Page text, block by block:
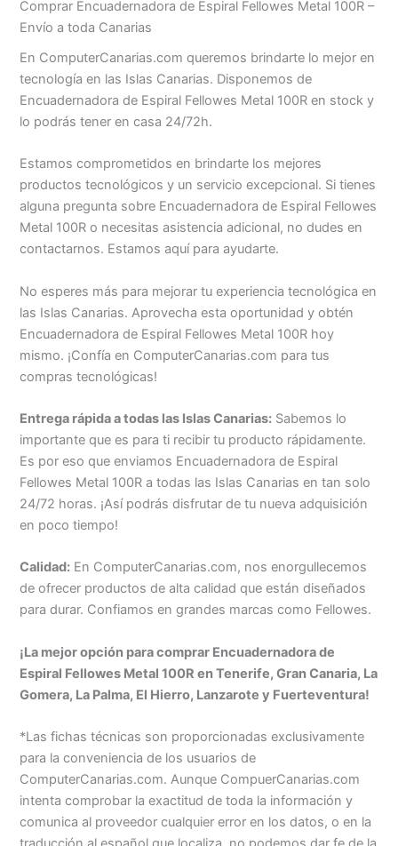
Comprar Encuadernadora de Espiral Fellowes Metal 100R –
Envío a toda Canarias
En ComputerCanarias.com queremos brindarte lo mejor en
tecnología en las Islas Canarias. Disponemos de
Encuadernadora de Espiral Fellowes Metal 100R en stock y
lo podrás tener en casa 24/72h.
Estamos comprometidos en brindarte los mejores
productos tecnológicos y un servicio excepcional. Si tienes
alguna pregunta sobre Encuadernadora de Espiral Fellowes
Metal 100R o necesitas asistencia adicional, no dudes en
contactarnos. Estamos aquí para ayudarte.
No esperes más para mejorar tu experiencia tecnológica en
las Islas Canarias. Aprovecha esta oportunidad y obtén
Encuadernadora de Espiral Fellowes Metal 100R hoy
mismo. ¡Confía en ComputerCanarias.com para tus
compras tecnológicas!
Entrega rápida a todas las Islas Canarias: Sabemos lo
importante que es para ti recibir tu producto rápidamente.
Es por eso que enviamos Encuadernadora de Espiral
Fellowes Metal 100R a todas las Islas Canarias en tan solo
24/72 horas. ¡Así podrás disfrutar de tu nueva adquisición
en poco tiempo!
Calidad: En ComputerCanarias.com, nos enorgullecemos
de ofrecer productos de alta calidad que están diseñados
para durar. Confiamos en grandes marcas como Fellowes.
¡La mejor opción para comprar Encuadernadora de
Espiral Fellowes Metal 100R en Tenerife, Gran Canaria, La
Gomera, La Palma, El Hierro, Lanzarote y Fuerteventura!
*Las fichas técnicas son proporcionadas exclusivamente
para la conveniencia de los usuarios de
ComputerCanarias.com. Aunque CompuerCanarias.com
intenta comprobar la exactitud de toda la información y
comunica al proveedor cualquier error en los datos, o en la